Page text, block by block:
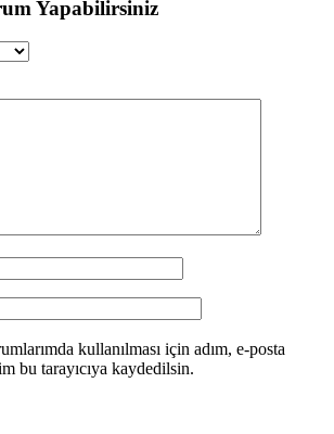
Yapabilirsiniz
kullanılması için adım, e-posta
bu tarayıcıya kaydedilsin.